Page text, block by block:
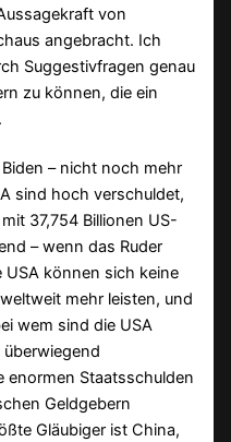
von
angebracht. Ich
Suggestivfragen genau
zu können, die ein
– nicht noch mehr
sind hoch verschuldet,
37,754 Billionen US-
– wenn das Ruder
können sich keine
mehr leisten, und
wem sind die USA
enormen Staatsschulden
Geldgebern
Gläubiger ist China,